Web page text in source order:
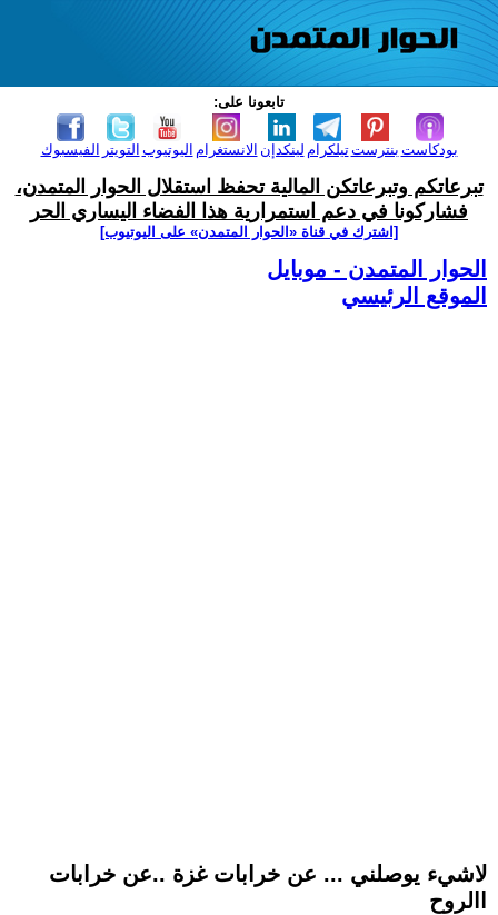
تابعونا على:
الفيسبوك التويتر اليوتيوب الانستغرام لينكدإن تيلكرامبنترست بودكاست
تبرعاتكم وتبرعاتكن المالية تحفظ استقلال الحوار المتمدن،
فشاركونا في دعم استمرارية هذا الفضاء اليساري الحر
[اشترك في قناة ‫«الحوار المتمدن» على اليوتيوب]
الحوار المتمدن - موبايل
الموقع الرئيسي
لاشيء يوصلني ... عن خرابات غزة ..عن خرابات
االروح